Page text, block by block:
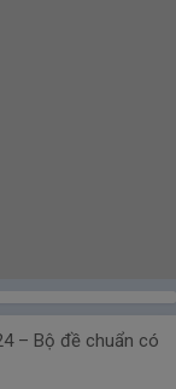
– Bộ đề chuẩn có